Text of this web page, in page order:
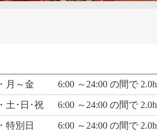
・月～金 6:00 ～24:00 の間で 2.0h
・土･日･祝 6:00 ～24:00 の間で 2.0h
・特別日 6:00 ～24:00 の間で 2.0h